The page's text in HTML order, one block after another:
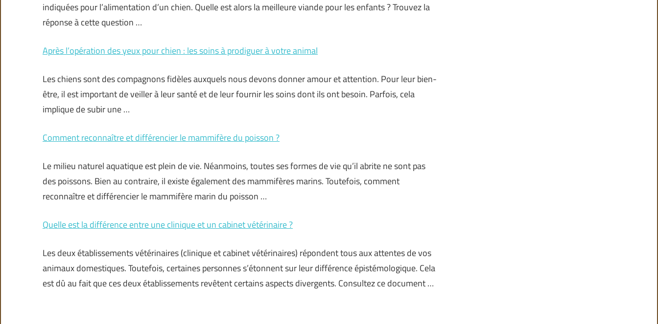
indiquées pour l’alimentation d’un chien. Quelle est alors la meilleure viande pour les enfants ? Trouvez la
réponse à cette question …
Après l’opération des yeux pour chien : les soins à prodiguer à votre animal
Les chiens sont des compagnons fidèles auxquels nous devons donner amour et attention. Pour leur bien-
être, il est important de veiller à leur santé et de leur fournir les soins dont ils ont besoin. Parfois, cela
implique de subir une …
Comment reconnaître et différencier le mammifère du poisson ?
Le milieu naturel aquatique est plein de vie. Néanmoins, toutes ses formes de vie qu’il abrite ne sont pas
des poissons. Bien au contraire, il existe également des mammifères marins. Toutefois, comment
reconnaître et différencier le mammifère marin du poisson …
Quelle est la différence entre une clinique et un cabinet vétérinaire ?
Les deux établissements vétérinaires (clinique et cabinet vétérinaires) répondent tous aux attentes de vos
animaux domestiques. Toutefois, certaines personnes s’étonnent sur leur différence épistémologique. Cela
est dû au fait que ces deux établissements revêtent certains aspects divergents. Consultez ce document …